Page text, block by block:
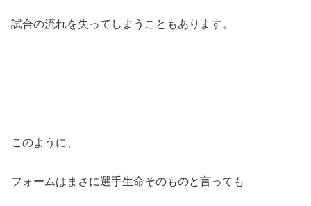
試合の流れを失ってしまうこともあります。
このように、
フォームはまさに選手生命そのものと言っても